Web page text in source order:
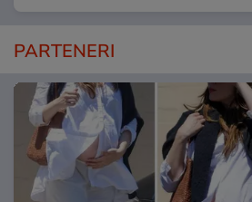
PARTENERI